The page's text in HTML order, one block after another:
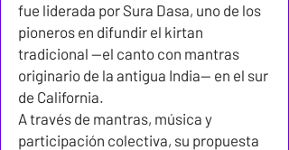
fue liderada por Sura Dasa, uno de los
pioneros en difundir el kirtan
tradicional —el canto con mantras
originario de la antigua India— en el sur
de California.
A través de mantras, música y
participación colectiva, su propuesta